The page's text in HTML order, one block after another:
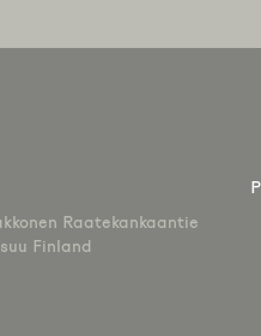
Raatekankaantie
Finland